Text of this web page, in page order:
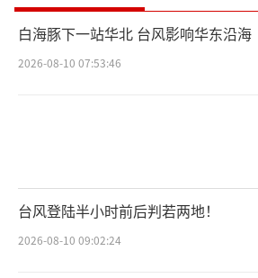
白海豚下一站华北 台风影响华东沿海
2026-08-10 07:53:46
台风登陆半小时前后判若两地！
2026-08-10 09:02:24